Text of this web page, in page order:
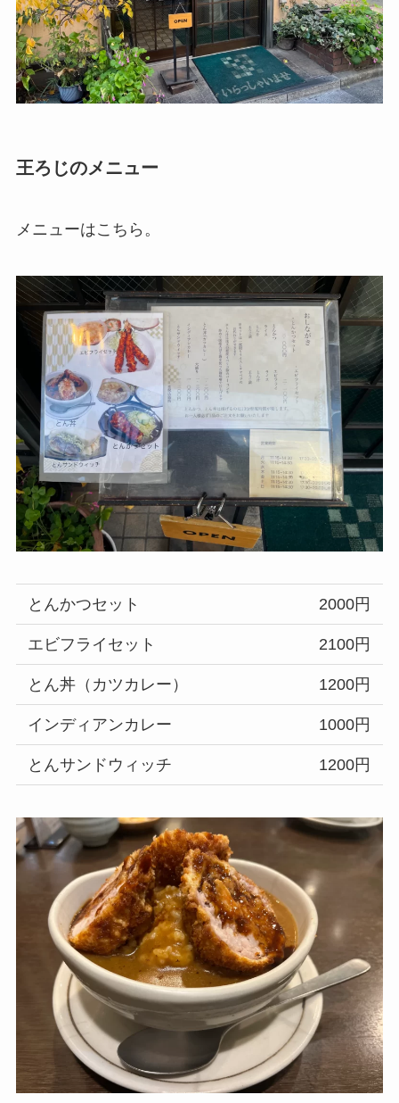
王ろじのメニュー
メニューはこちら。
とんかつセット 2000円
エビフライセット 2100円
とん丼（カツカレー） 1200円
インディアンカレー 1000円
とんサンドウィッチ 1200円